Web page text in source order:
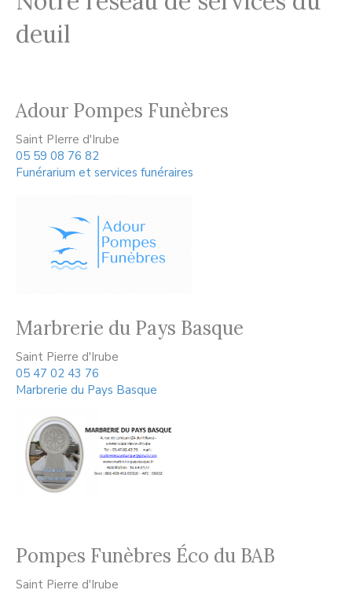
deuil
Adour Pompes Funèbres
Saint PIerre d'Irube
05 59 08 76 82
Funérarium et services funéraires
Marbrerie du Pays Basque
Saint Pierre d'Irube
05 47 02 43 76
Marbrerie du Pays Basque
Pompes Funèbres Éco du BAB
Saint Pierre d'Irube